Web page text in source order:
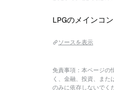
LPGのメインコ
ソースを表示
免責事項：本ページの
く、金融、投資、ま
のみに依存しないでく